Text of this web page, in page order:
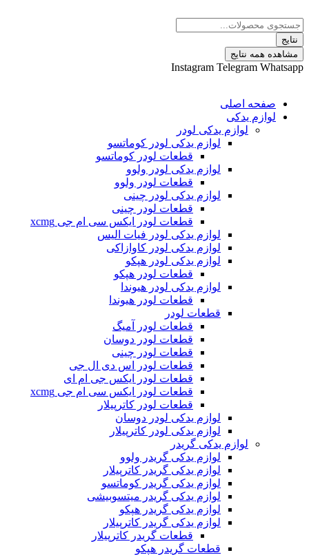
نتایج
Instagram Telegram
اصلی
یدکی
لوازم یدکی لودر
لوازم یدکی لودر کوماتسو
قطعات لودر کوماتسو
لوازم یدکی لودر ولوو
قطعات لودر ولوو
لوازم یدکی لودر چینی
قطعات لودر چینی
قطعات لودر ایکس سی ام جی xcmg
لوازم یدکی لودر فیات الیس
لوازم یدکی لودر کاوازاکی
لوازم یدکی لودر هپکو
قطعات لودر هپکو
لوازم یدکی لودر هیوندا
قطعات لودر هیوندا
قطعات لودر
قطعات لودر آمیگ
قطعات لودر دوسان
قطعات لودر چینی
قطعات لودر اس دی ال جی
قطعات لودر ایکس جی ام ای
قطعات لودر ایکس سی ام جی xcmg
قطعات لودر کاترپیلار
لوازم یدکی لودر دوسان
لوازم یدکی لودر کاترپیلار
لوازم یدکی گریدر
لوازم یدکی گریدر ولوو
لوازم یدکی گریدر کاترپیلار
لوازم یدکی گریدر کوماتسو
لوازم یدکی گریدر میتسوبیشی
لوازم یدکی گریدر هپکو
لوازم یدکی گریدر کاترپیلار
قطعات گریدر کاترپیلار
قطعات گریدر هپکو